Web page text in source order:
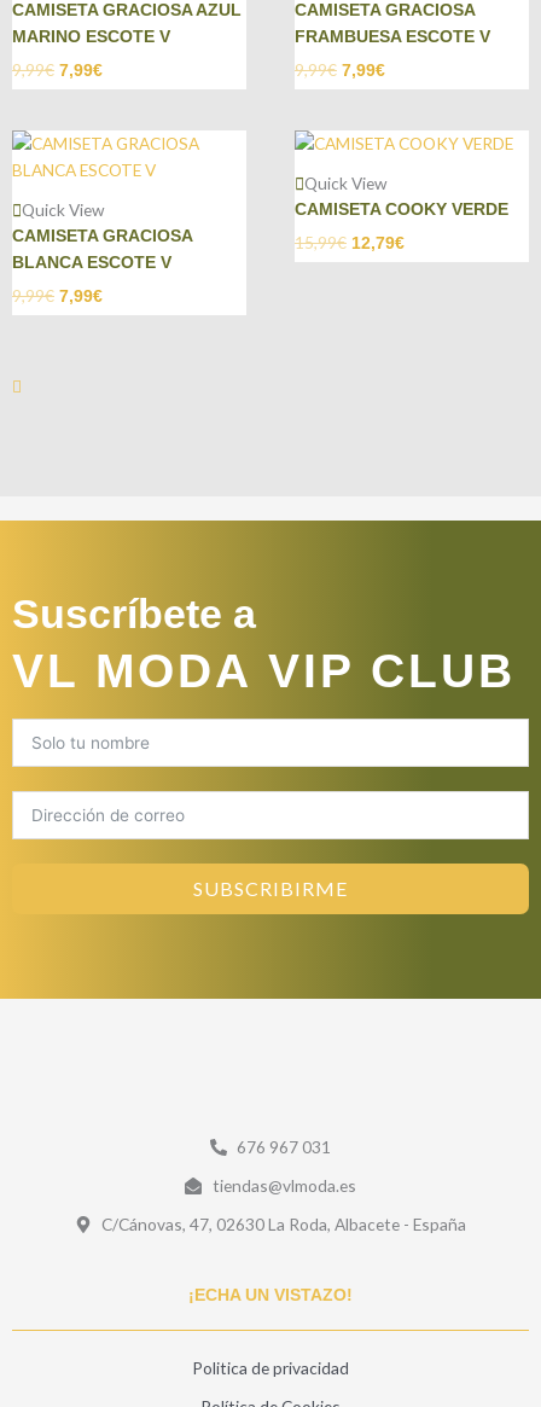
CAMISETA GRACIOSA AZUL
MARINO ESCOTE V
9,99€ 7,99€
CAMISETA GRACIOSA
FRAMBUESA ESCOTE V
9,99€ 7,99€
Quick View
CAMISETA GRACIOSA
BLANCA ESCOTE V
9,99€ 7,99€
Quick View
CAMISETA COOKY VERDE
15,99€ 12,79€
Suscríbete a
VL MODA VIP CLUB
SUBSCRIBIRME
676 967 031
tiendas@vlmoda.es
C/Cánovas, 47, 02630 La Roda, Albacete - España
¡ECHA UN VISTAZO!
Politica de privacidad